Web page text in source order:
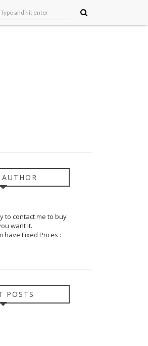
to contact me to buy
want it.
have Fixed Prices :
POSTS